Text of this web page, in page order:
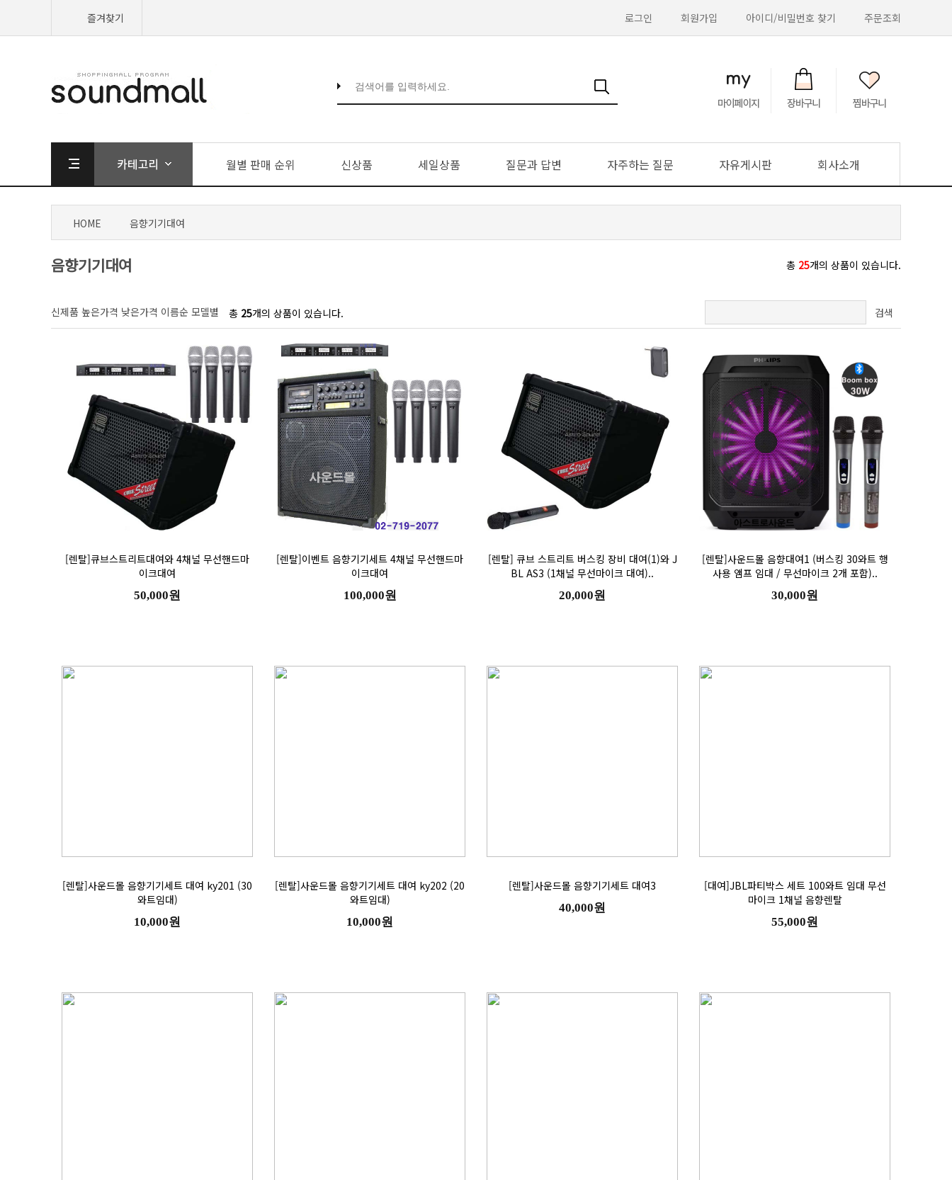
즐겨찾기 로그인 회원가입 아이디/비밀번호 찾기 주문조회
월별 판매 순위 신상품 세일상품 질문과 답변 자주하는 질문 자유게시판 회사소개
HOME 음향기기대여
음향기기대여 총 25개의 상품이 있습니다.
신제품 높은가격 낮은가격 이름순 모델별 총 25개의 상품이 있습니다. 검색
이크대여
50,000원
이크대여
100,000원
BL AS3 (1채널 무선마이크 대여)..
20,000원
사용 앰프 임대 / 무선마이크 2개 포함)..
30,000원
와트임대)
10,000원
와트임대)
10,000원
[렌탈]사운드몰 음향기기세트 대여3
40,000원
마이크 1채널 음향렌탈
55,000원